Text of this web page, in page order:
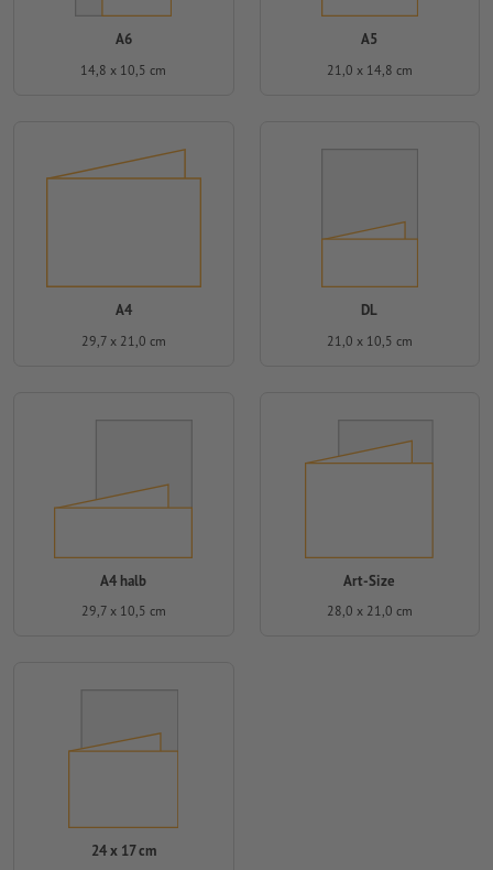
A6
14,8 x 10,5 cm
A5
21,0 x 14,8 cm
A4
29,7 x 21,0 cm
DL
21,0 x 10,5 cm
A4 halb
29,7 x 10,5 cm
Art-Size
28,0 x 21,0 cm
24 x 17 cm